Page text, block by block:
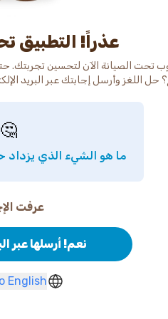
عذراً! التطبيق
تحت الصيانة الآن لتحسين تجربتك.
حل اللغز وأرسل إجابتك عبر البريد
🤔
ما هو الشيء الذي
عرفت
نعم! أرسلها عبر
English